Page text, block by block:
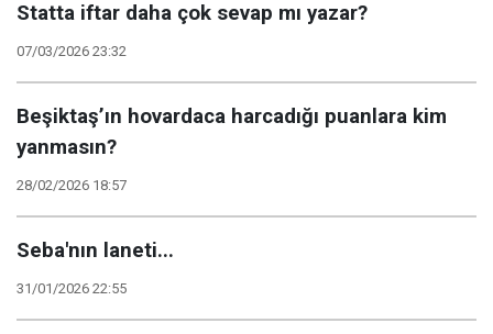
Statta iftar daha çok sevap mı yazar?
07/03/2026 23:32
Beşiktaş’ın hovardaca harcadığı puanlara kim
yanmasın?
28/02/2026 18:57
Seba'nın laneti...
31/01/2026 22:55